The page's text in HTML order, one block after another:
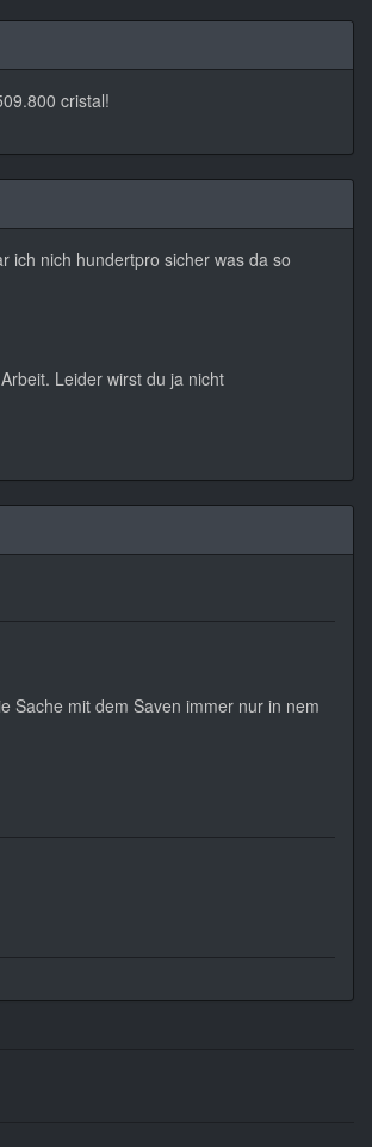
cristal!
ich nich hundertpro sicher was da so
Leider wirst du ja nicht
Sache mit dem Saven immer nur in nem